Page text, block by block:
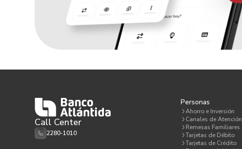
Call Center
2280-1010
Personas
Ahorro e Inversión
Canales de Atención
Remesas Familiares
Tarjetas de Débito
Tarjetas de Crédito